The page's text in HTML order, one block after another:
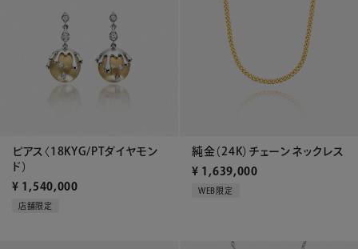
ピアス〈18KYG/PTダイヤモン
ド）
¥ 1,540,000
店舗限定
純金（24K）チェーンネックレス
¥ 1,639,000
WEB限定